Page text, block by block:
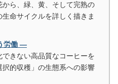
ら、緑、黄、そして完熟の
命サイクルを詳しく描きま
労働 ―
きない高品質なコーヒーを
的収穫」の生態系への影響